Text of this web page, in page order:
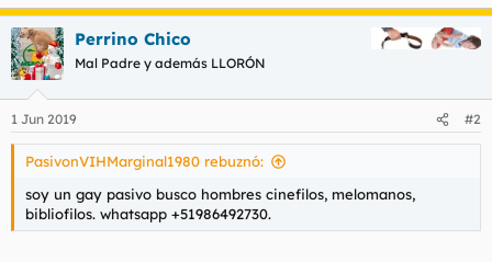
l
t
e
m
a
i
Perrino Chico
Mal Padre y además LLORÓN
1 Jun 2019 #2
PasivonVIHMarginal1980 rebuznó:
soy un gay pasivo busco hombres cinefilos, melomanos,
bibliofilos. whatsapp +51986492730.